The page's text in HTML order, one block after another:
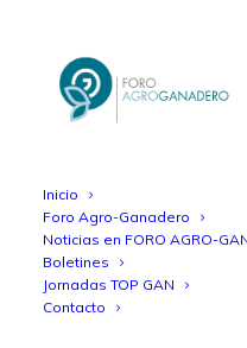
Inicio
Foro Agro-Ganadero
Noticias en FORO AGRO-
Boletines
Jornadas TOP GAN
Contacto